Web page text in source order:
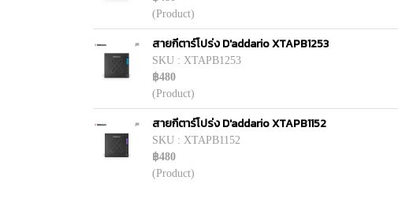
(Product)
สายกีตาร์โปร่ง D'addario XTAPB1253
SKU : XTAPB1253
฿480
(Product)
สายกีตาร์โปร่ง D'addario XTAPB1152
SKU : XTAPB1152
฿480
(Product)